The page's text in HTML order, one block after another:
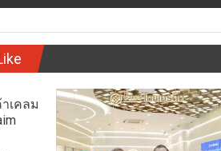
เคลม